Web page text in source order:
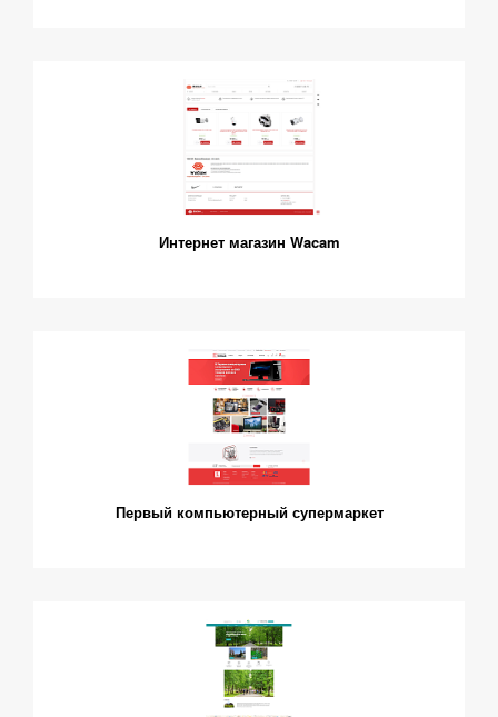
Интернет магазин Wacam
Первый компьютерный супермаркет